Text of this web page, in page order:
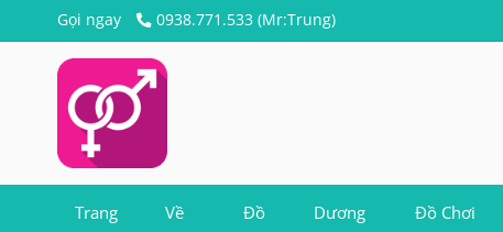
Gọi ngay 0938.771.533 (Mr:Trung)
Trang Về Đồ Dương Đồ Chơi